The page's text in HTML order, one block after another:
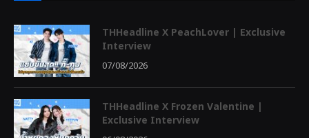
THHeadline X PeachLover | Exclusive
Interview
07/08/2026
THHeadline X Frozen Valentine |
Exclusive Interview